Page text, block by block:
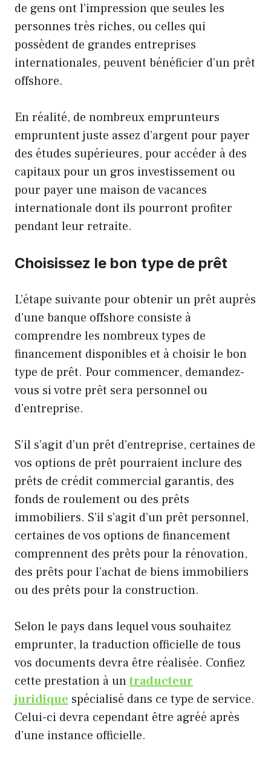
de gens ont l’impression que seules les
personnes très riches, ou celles qui
possèdent de grandes entreprises
internationales, peuvent bénéficier d’un prêt
offshore.
En réalité, de nombreux emprunteurs
empruntent juste assez d’argent pour payer
des études supérieures, pour accéder à des
capitaux pour un gros investissement ou
pour payer une maison de vacances
internationale dont ils pourront profiter
pendant leur retraite.
Choisissez le bon type de prêt
L’étape suivante pour obtenir un prêt auprès
d’une banque offshore consiste à
comprendre les nombreux types de
financement disponibles et à choisir le bon
type de prêt. Pour commencer, demandez-
vous si votre prêt sera personnel ou
d’entreprise.
S’il s’agit d’un prêt d’entreprise, certaines de
vos options de prêt pourraient inclure des
prêts de crédit commercial garantis, des
fonds de roulement ou des prêts
immobiliers. S’il s’agit d’un prêt personnel,
certaines de vos options de financement
comprennent des prêts pour la rénovation,
des prêts pour l’achat de biens immobiliers
ou des prêts pour la construction.
Selon le pays dans lequel vous souhaitez
emprunter, la traduction officielle de tous
vos documents devra être réalisée. Confiez
cette prestation à untraducteur
juridique spécialisé dans ce type de service.
Celui-ci devra cependant être agréé après
d’une instance officielle.